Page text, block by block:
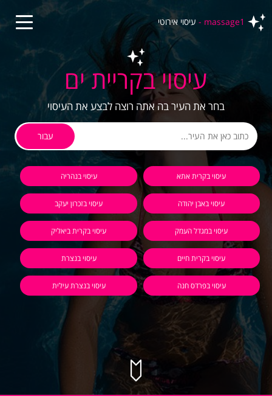
massage1 - עיסוי אירוטי
עיסוי בקריית ים
בחר את העיר בה אתה רוצה לבצע את העיסוי
עבור
עיסוי בקרית אתא עיסוי בנהריה
עיסוי באבן יהודה עיסוי בזכרון יעקב
עיסוי במגדל העמק עיסוי בקרית ביאליק
עיסוי בקרית חיים עיסוי בנצרת
עיסוי בפרדס חנה עיסוי בנצרת עילית